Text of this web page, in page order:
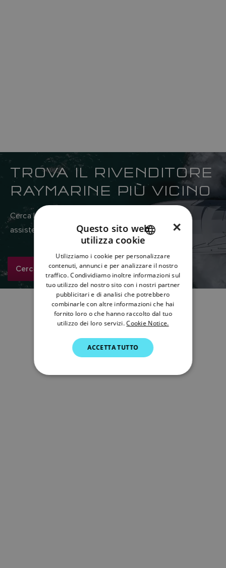
TROVA IL RIVENDITORE
RAYMARINE PIÙ VICINO
Cerca la rete globale di concessionari di vendita e
assistenza Raymarine qui
Cerca ora
ENGLISH
FRENCH
DANISH
ITALIAN
SWEDISH
DUTCH
×
Questo sito web
utilizza cookie
Utilizziamo i cookie per personalizzare
contenuti, annunci e per analizzare il nostro
traffico. Condividiamo inoltre informazioni sul
tuo utilizzo del nostro sito con i nostri partner
pubblicitari e di analisi che potrebbero
combinarle con altre informazioni che hai
fornito loro o che hanno raccolto dal tuo
utilizzo dei loro servizi. Cookie Notice.
ACCETTA TUTTO